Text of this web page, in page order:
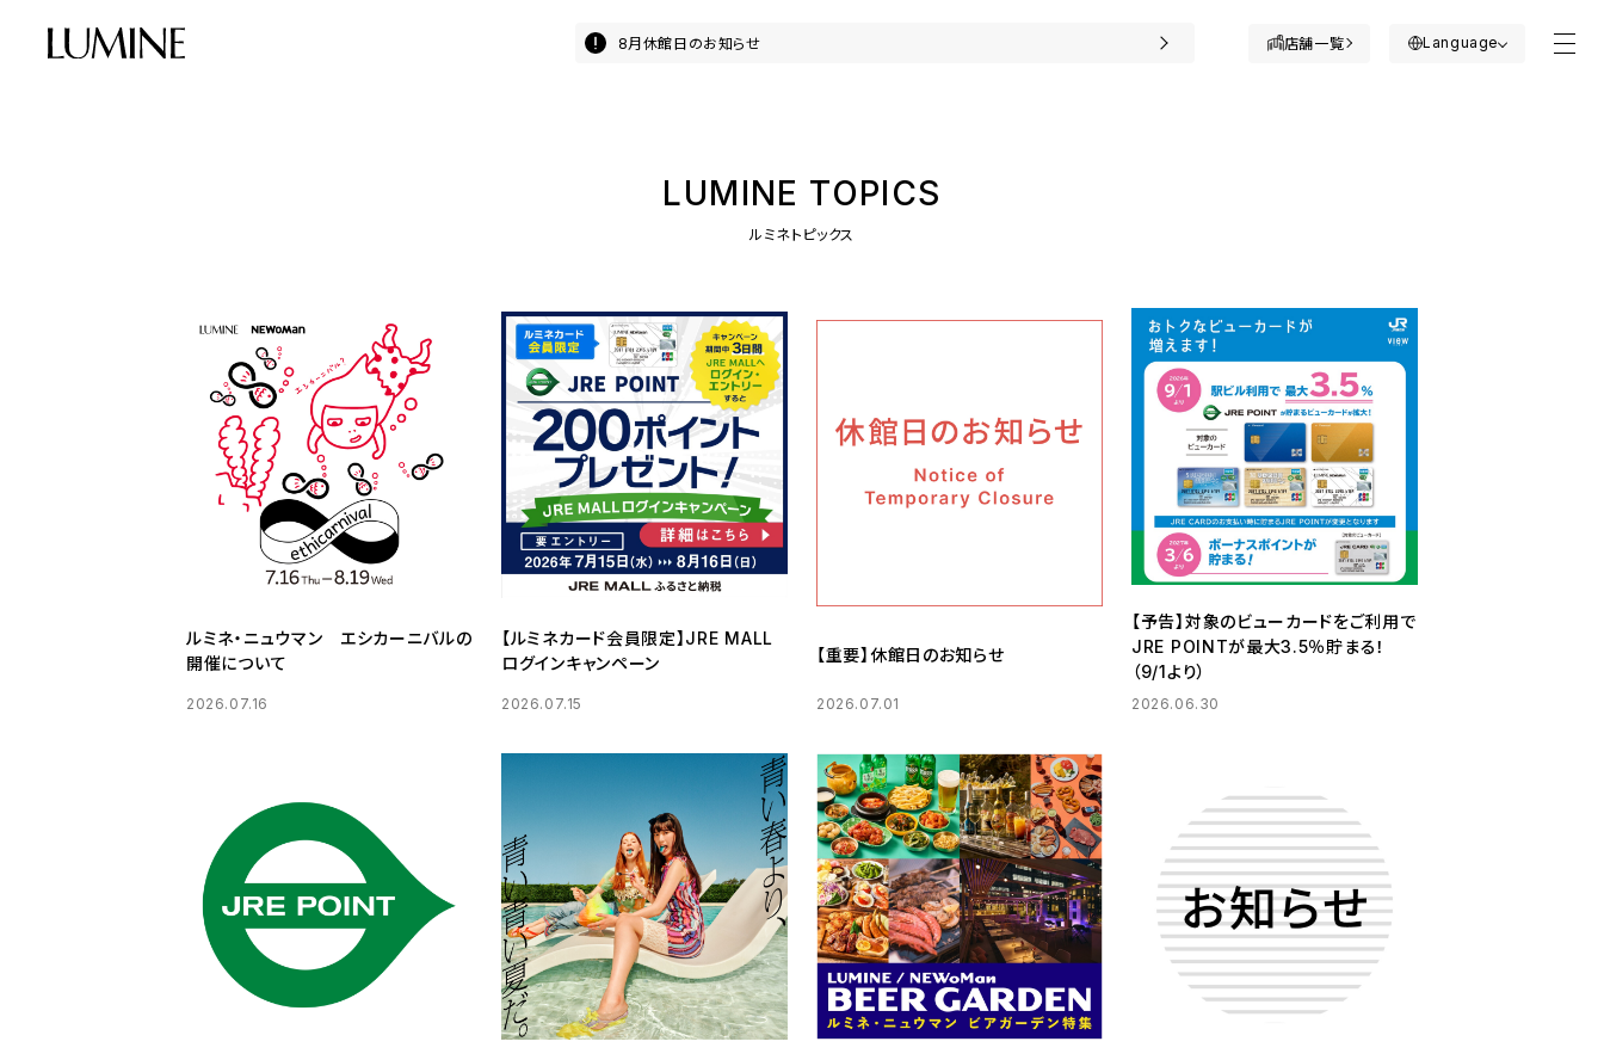
店舗一覧 Language
8月休館日のお知らせ
LUMINE TOPICS
ルミネトピックス
ルミネ・ニュウマン エシカーニバルの
開催について
2026.07.16
【ルミネカード会員限定】JRE MALL
ログインキャンペーン
2026.07.15
【重要】休館日のお知らせ
2026.07.01
【予告】対象のビューカードをご利用で
JRE POINTが最大3.5％貯まる！
（9/1より）
2026.06.30